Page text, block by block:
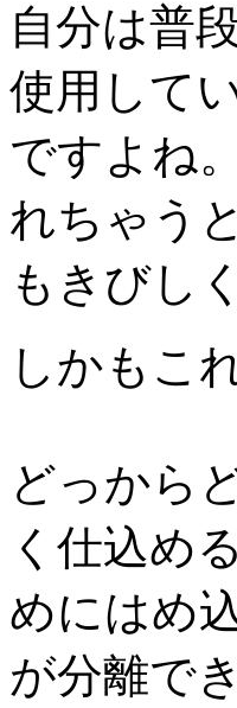
自分は普
使用して
ですよね
れちゃう
もきびし
しかもこ
どっから
く仕込め
めにはめ
が分離で